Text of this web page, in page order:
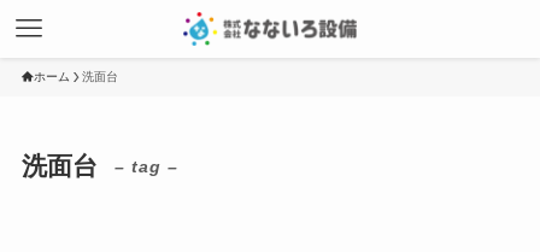
ホーム 洗面台
洗面台 – tag –